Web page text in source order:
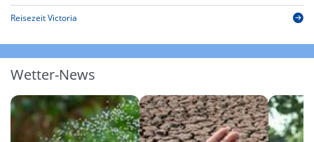
Reisezeit Victoria
Wetter-News